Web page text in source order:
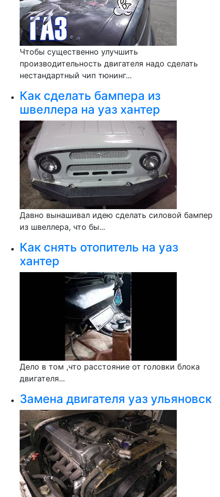
Чтобы существенно улучшить
производительность двигателя надо сделать
нестандартный чип тюнинг...
Как сделать бампера из
швеллера на уаз хантер
Давно вынашивал идею сделать силовой бампер
из швеллера, что бы...
Как снять отопитель на уаз
хантер
Дело в том ,что расстояние от головки блока
двигателя...
Замена двигателя уаз ульяновск